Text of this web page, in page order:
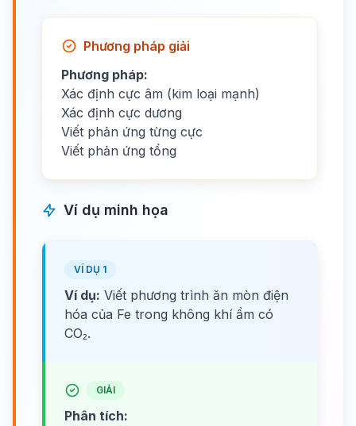
Phương pháp giải
Phương pháp:
Xác định cực âm (kim loại mạnh)
Xác định cực dương
Viết phản ứng từng cực
Viết phản ứng tổng
Ví dụ minh họa
VÍ DỤ 1
Ví dụ: Viết phương trình ăn mòn điện
hóa của Fe trong không khí ẩm có
CO₂.
GIẢI
Phân tích: